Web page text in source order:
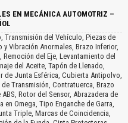
EN MECÁNICA AUTOMOTRIZ –
Transmisión del Vehículo, Piezas de
Vibración Anormales, Brazo Inferior,
del Eje, Levantamiento del
del Aceite, Tapón de Llenado,
de Junta Esférica, Cubierta Antipolvo,
Transmisión, Contratuerca, Brazo
Rotor del Sensor, Abrazadera de
Omega, Tipo Enganche de Garra,
Triple, Marcas de Coincidencia,